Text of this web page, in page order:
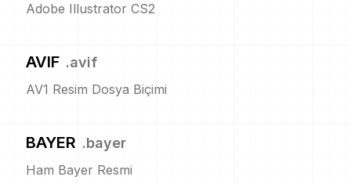
Adobe Illustrator CS2
AVIF .avif
AV1 Resim Dosya Biçimi
BAYER .bayer
Ham Bayer Resmi